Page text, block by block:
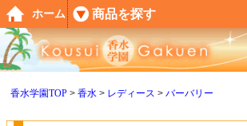
香水学園TOP 香水 レディース バーバリー
ホーム 商品を探す